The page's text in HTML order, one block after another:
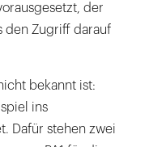
der
den Zugriff darauf
bekannt ist:
ins
Dafür stehen zwei